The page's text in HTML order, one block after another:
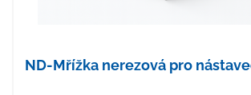
ND-Mřížka nerezová pro